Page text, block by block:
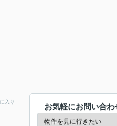
入り
お気軽にお問い合わ